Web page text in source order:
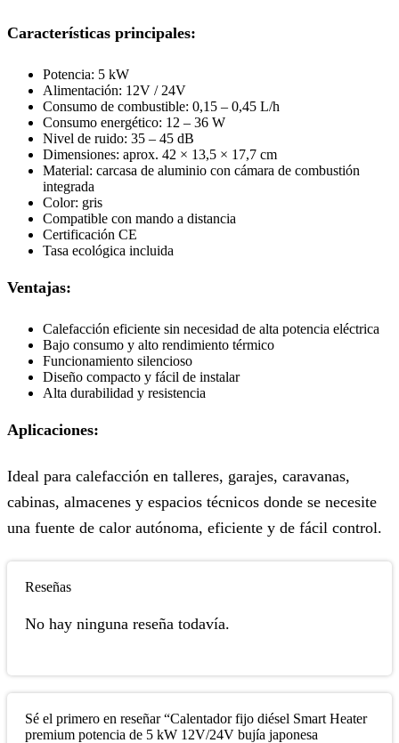
Características principales:
Potencia: 5 kW
Alimentación: 12V / 24V
Consumo de combustible: 0,15 – 0,45 L/h
Consumo energético: 12 – 36 W
Nivel de ruido: 35 – 45 dB
Dimensiones: aprox. 42 × 13,5 × 17,7 cm
Material: carcasa de aluminio con cámara de combustión
integrada
Color: gris
Compatible con mando a distancia
Certificación CE
Tasa ecológica incluida
Ventajas:
Calefacción eficiente sin necesidad de alta potencia eléctrica
Bajo consumo y alto rendimiento térmico
Funcionamiento silencioso
Diseño compacto y fácil de instalar
Alta durabilidad y resistencia
Aplicaciones:
Ideal para calefacción en talleres, garajes, caravanas,
cabinas, almacenes y espacios técnicos donde se necesite
una fuente de calor autónoma, eficiente y de fácil control.
Reseñas
No hay ninguna reseña todavía.
Sé el primero en reseñar “Calentador fijo diésel Smart Heater
premium potencia de 5 kW 12V/24V bujía japonesa